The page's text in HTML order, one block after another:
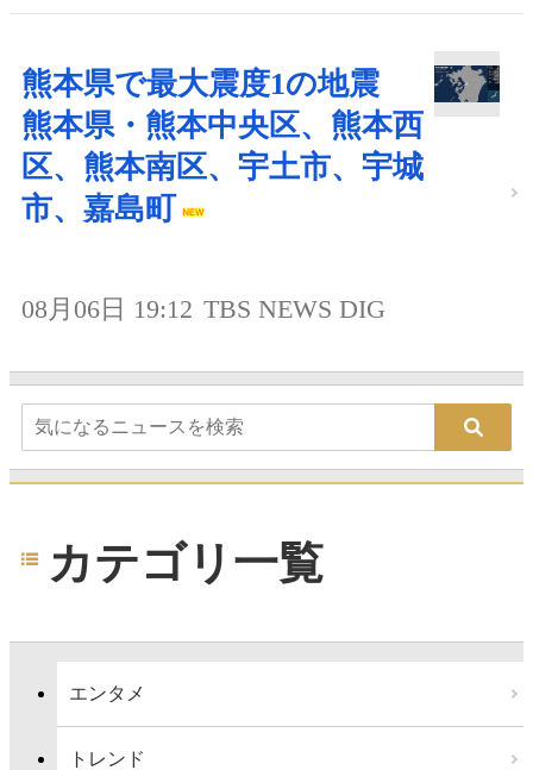
熊本県で最大震度1の地震
熊本県・熊本中央区、熊本西
区、熊本南区、宇土市、宇城
市、嘉島町
08月06日 19:12 TBS NEWS DIG
カテゴリ一覧
エンタメ
トレンド